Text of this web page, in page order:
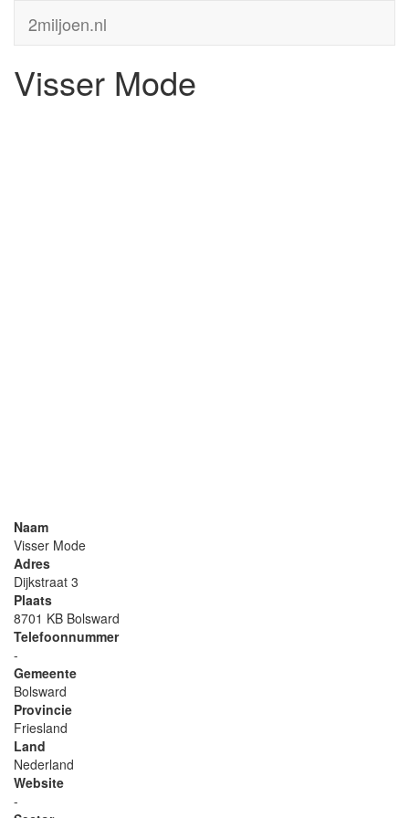
2miljoen.nl
Visser Mode
Naam
Visser Mode
Adres
Dijkstraat 3
Plaats
8701 KB Bolsward
Telefoonnummer
-
Gemeente
Bolsward
Provincie
Friesland
Land
Nederland
Website
-